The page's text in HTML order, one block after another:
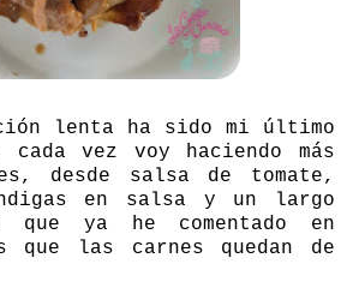
lenta ha sido mi último
cada vez voy haciendo más
desde salsa de tomate,
en salsa y un largo
que ya he comentado en
que las carnes quedan de